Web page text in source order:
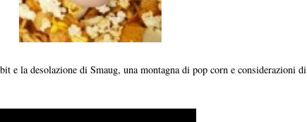
e la desolazione di Smaug, una montagna di pop corn e considerazioni